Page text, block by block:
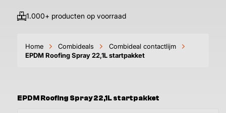
1.000+ producten op voorraad
Home Combideals
Combideal contactlijm
EPDM Roofing Spray 22,1L startpakket
EPDM Roofing Spray 22,1L startpakket